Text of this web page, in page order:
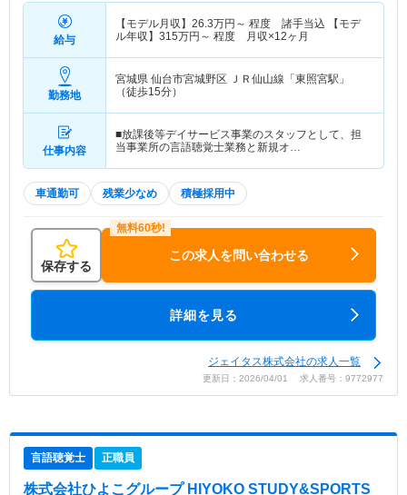
給与
【モデル月収】 26.3万円～ 程度 諸手当込 【モデ
ル年収】 315万円～ 程度 月収×12ヶ月
勤務地
宮城県 仙台市宮城野区 ＪＲ仙山線「東照宮駅」
（徒歩15分）
仕事内容
■放課後等デイサービス事業のスタッフとして、担
当事業所の言語聴覚士業務と新規オ…
車通勤可 残業少なめ 積極採用中
保存する
この求人を問い合わせる
詳細を見る
ジェイタス株式会社の求人一覧
更新日：2026/04/01 求人番号：9772977
言語聴覚士 正職員
株式会社ひよこグループ HIYOKO STUDY&SPORTS